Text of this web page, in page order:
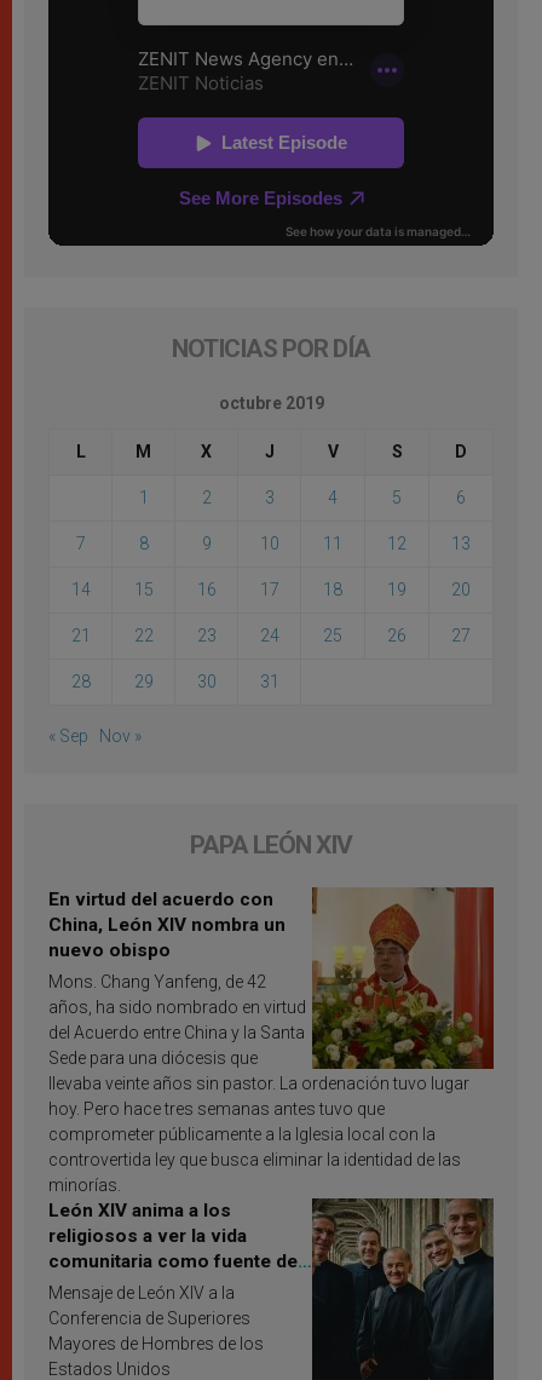
NOTICIAS POR DÍA
octubre 2019
L M X J V S D
1 2 3 4 5 6
7 8 9 10 11 12 13
14 15 16 17 18 19 20
21 22 23 24 25 26 27
28 29 30 31
« Sep Nov »
PAPA LEÓN XIV
En virtud del acuerdo con
China, León XIV nombra un
nuevo obispo
Mons. Chang Yanfeng, de 42
años, ha sido nombrado en virtud
del Acuerdo entre China y la Santa
Sede para una diócesis que
llevaba veinte años sin pastor. La ordenación tuvo lugar
hoy. Pero hace tres semanas antes tuvo que
comprometer públicamente a la Iglesia local con la
controvertida ley que busca eliminar la identidad de las
minorías.
León XIV anima a los
religiosos a ver la vida
comunitaria como fuente de
inspiración y santificación
Mensaje de León XIV a la
Conferencia de Superiores
Mayores de Hombres de los
Estados Unidos